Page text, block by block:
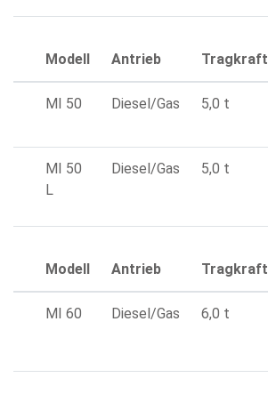
Modell Antrieb Tragkraft
MI 50 Diesel/Gas 5,0 t
MI 50
L
Diesel/Gas 5,0 t
Modell Antrieb Tragkraft
MI 60 Diesel/Gas 6,0 t